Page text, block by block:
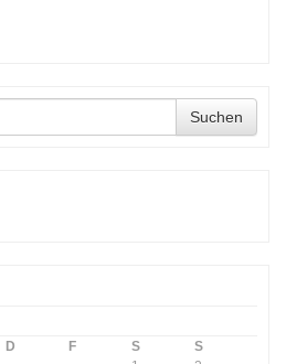
Suchen
D F S
S